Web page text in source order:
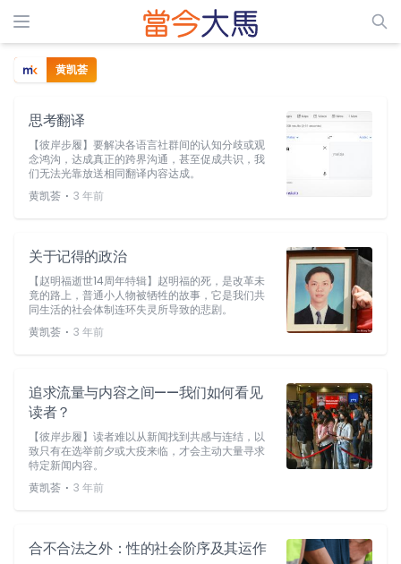
黄凯荟
思考翻译
【彼岸步履】要解决各语言社群间的认知分歧或观
念鸿沟，达成真正的跨界沟通，甚至促成共识，我
们无法光靠放送相同翻译内容达成。
黄凯荟 ⋅ 3 年前
关于记得的政治
【赵明福逝世14周年特辑】赵明福的死，是改革未
竟的路上，普通小人物被牺牲的故事，它是我们共
同生活的社会体制连环失灵所导致的悲剧。
黄凯荟 ⋅ 3 年前
追求流量与内容之间——我们如何看见
读者？
【彼岸步履】读者难以从新闻找到共感与连结，以
致只有在选举前夕或大疫来临，才会主动大量寻求
特定新闻内容。
黄凯荟 ⋅ 3 年前
合不合法之外：性的社会阶序及其运作